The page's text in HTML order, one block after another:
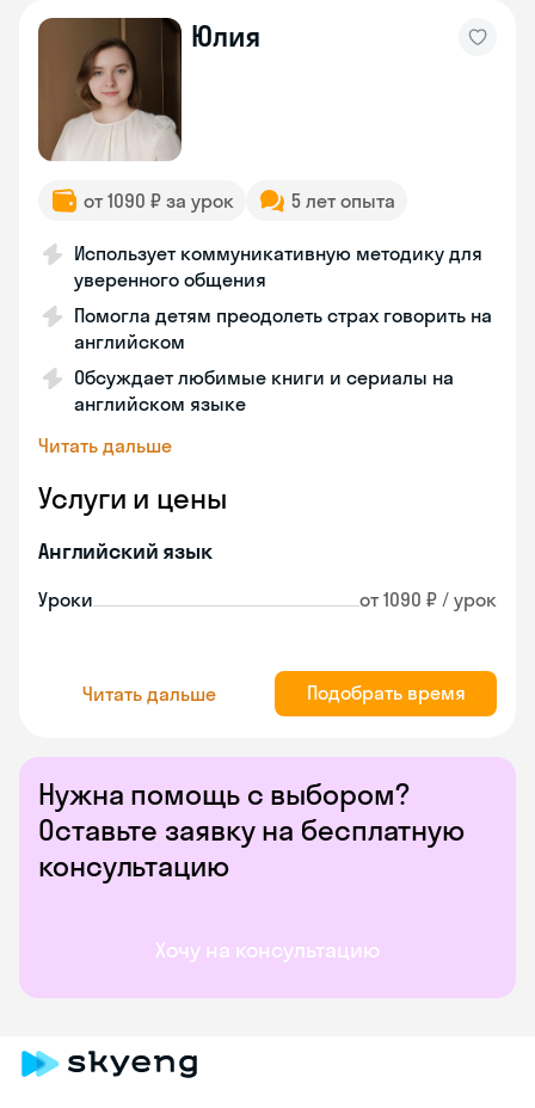
Нужна помощь с выбором?
Оставьте заявку на бесплатную
консультацию
Хочу на консультацию
Юлия
от 1090 ₽ за урок 5 лет опыта
Использует коммуникативную методику для
уверенного общения
Помогла детям преодолеть страх говорить на
английском
Обсуждает любимые книги и сериалы на
английском языке
Читать дальше
Услуги и цены
Английский язык
Уроки от 1090 ₽ / урок
Читать дальше Подобрать время